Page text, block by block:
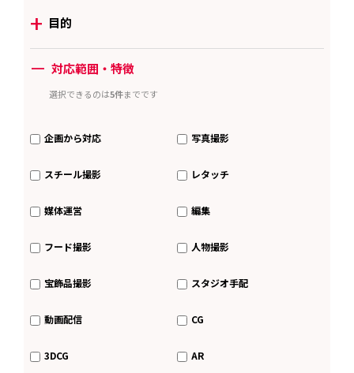
+ 目的
ー 対応範囲・特徴
選択できるのは5件までです
企画から対応 写真撮影
スチール撮影 レタッチ
媒体運営 編集
フード撮影 人物撮影
宝飾品撮影 スタジオ手配
動画配信 CG
3DCG AR